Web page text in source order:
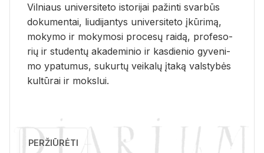
Vil­niaus uni­ver­si­te­to is­to­ri­jai pa­žin­ti svar­būs
do­ku­men­tai, liu­di­jan­tys uni­ver­si­te­to įkū­ri­mą,
mo­ky­mo ir mo­ky­mo­si pro­ce­sų rai­dą, pro­fe­so­
rių ir stu­den­tų aka­de­mi­nio ir kas­die­nio gy­ve­ni­
mo ypa­tu­mus, su­kur­tų vei­ka­lų įta­ką vals­ty­bės
kul­tū­rai ir moks­lui.
PERŽIŪRĖTI